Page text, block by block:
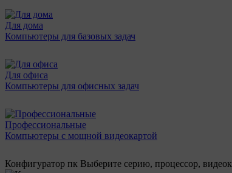
Для дома
Компьютеры для базовых задач
Для офиса
Компьютеры для офисных задач
Профессиональные
Компьютеры с мощной видеокартой
Конфигуратор пк Выберите серию, процессор,